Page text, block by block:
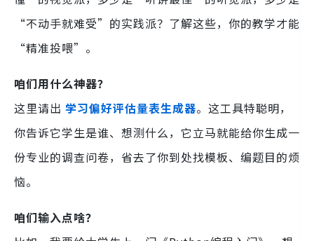
“不动手就难受”的实践派？了解这些，你的教学才能
“精准投喂”。
咱们用什么神器？
这里请出 学习偏好评估量表生成器。这工具特聪明，
你告诉它学生是谁、想测什么，它立马就能给你生成一
份专业的调查问卷，省去了你到处找模板、编题目的烦
恼。
咱们输入点啥？